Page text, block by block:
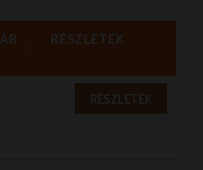
ÁR RÉSZLETEK
RÉSZLETEK